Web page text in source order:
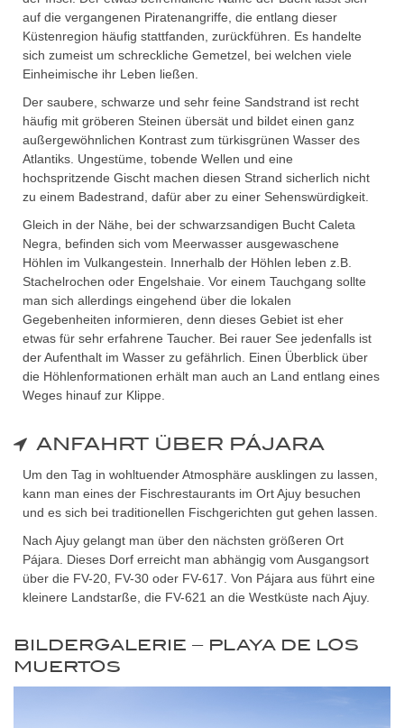
auf die vergangenen Piratenangriffe, die entlang dieser
Küstenregion häufig stattfanden, zurückführen. Es handelte
sich zumeist um schreckliche Gemetzel, bei welchen viele
Einheimische ihr Leben ließen.
Der saubere, schwarze und sehr feine Sandstrand ist recht
häufig mit gröberen Steinen übersät und bildet einen ganz
außergewöhnlichen Kontrast zum türkisgrünen Wasser des
Atlantiks. Ungestüme, tobende Wellen und eine
hochspritzende Gischt machen diesen Strand sicherlich nicht
zu einem Badestrand, dafür aber zu einer Sehenswürdigkeit.
Gleich in der Nähe, bei der schwarzsandigen Bucht Caleta
Negra, befinden sich vom Meerwasser ausgewaschene
Höhlen im Vulkangestein. Innerhalb der Höhlen leben z.B.
Stachelrochen oder Engelshaie. Vor einem Tauchgang sollte
man sich allerdings eingehend über die lokalen
Gegebenheiten informieren, denn dieses Gebiet ist eher
etwas für sehr erfahrene Taucher. Bei rauer See jedenfalls ist
der Aufenthalt im Wasser zu gefährlich. Einen Überblick über
die Höhlenformationen erhält man auch an Land entlang eines
Weges hinauf zur Klippe.
ANFAHRT ÜBER PÁJARA
Um den Tag in wohltuender Atmosphäre ausklingen zu lassen,
kann man eines der Fischrestaurants im Ort Ajuy besuchen
und es sich bei traditionellen Fischgerichten gut gehen lassen.
Nach Ajuy gelangt man über den nächsten größeren Ort
Pájara. Dieses Dorf erreicht man abhängig vom Ausgangsort
über die FV-20, FV-30 oder FV-617. Von Pájara aus führt eine
kleinere Landstarße, die FV-621 an die Westküste nach Ajuy.
BILDERGALERIE – PLAYA DE LOS
MUERTOS